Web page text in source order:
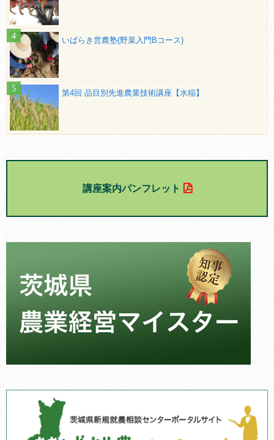
いばらき営農塾(野菜入門Bコース)
第4回 品目別先進農業技術講座【水稲】
講座案内パンフレット